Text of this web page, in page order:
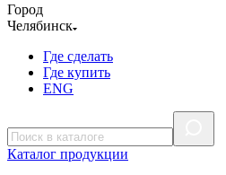
Город
Челябинск
Где сделать
Где купить
ENG
Каталог продукции